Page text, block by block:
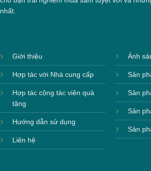
nhất.
Giới thiệu
Hợp tác với Nhà cung cấp
Hợp tác cộng tác viên quà
tặng
Hướng dẫn sử dụng
Liên hệ
Ảnh
Sản
Sản
Sản
Sản